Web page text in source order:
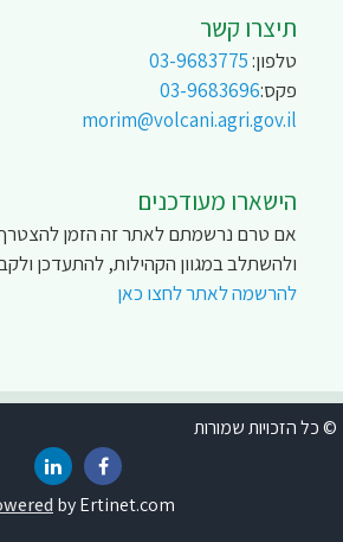
תיצרו קשר
טלפון:03-9683775
פקס:03-9683696
morim@volcani.agri.gov.il
הישארו מעודכנים
אם טרם נרשמתם לאתר זה הזמן להצטרף
ולהשתלב במגוון הקהילות, להתעדכן
להרשמה לאתר לחצו כאן
הזכויות שמורות
by Ertinet.com